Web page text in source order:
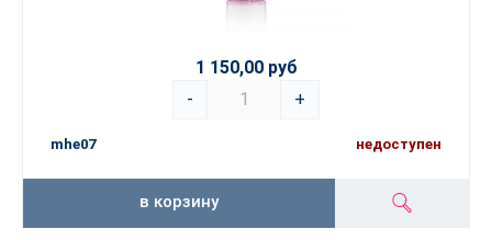
1 150,00 руб
-
+
mhe07 недоступен
в корзину